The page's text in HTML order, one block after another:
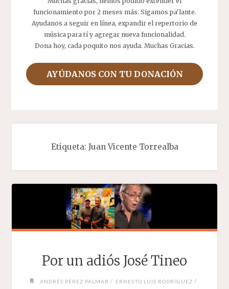
funcionamiento por 2 meses más. Sigamos pa'lante.
Ayudanos a seguir en línea, expandir el repertorio de
música para tí y agregar nueva funcionalidad.
Dona hoy, cada poquito nos ayuda. Muchas Gracias.
AYÚDANOS CON TU DONACIÓN
Etiqueta: Juan Vicente Torrealba
Por un adiós José Tineo
ANDRÉS PÉREZ PALMAR / ERNESTO LUIS RODRÍGUEZ /